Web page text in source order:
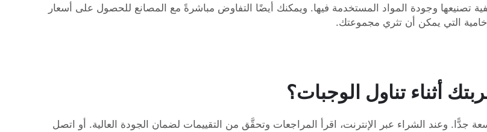
تصنيعها وجودة المواد المستخدمة فيها. ويمكنك أيضًا التفاوض مباشرةً مع المصانع للحصول على أسعار
التي يمكن أن تثري مجموعتك.
أثناء تناول الوجبات؟
جدًّا. وعند الشراء عبر الإنترنت، اقرأ المراجعات وتحقَّق من التقييمات لضمان الجودة العالية. أو اتصل